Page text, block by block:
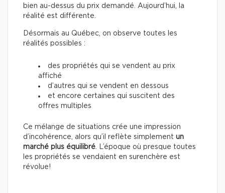
bien au-dessus du prix demandé. Aujourd’hui, la
réalité est différente.
Désormais au Québec, on observe toutes les
réalités possibles :
des propriétés qui se vendent au prix
affiché
d’autres qui se vendent en dessous
et encore certaines qui suscitent des
offres multiples
Ce mélange de situations crée une impression
d’incohérence, alors qu’il reflète simplement un
marché plus équilibré. L’époque où presque toutes
les propriétés se vendaient en surenchère est
révolue!